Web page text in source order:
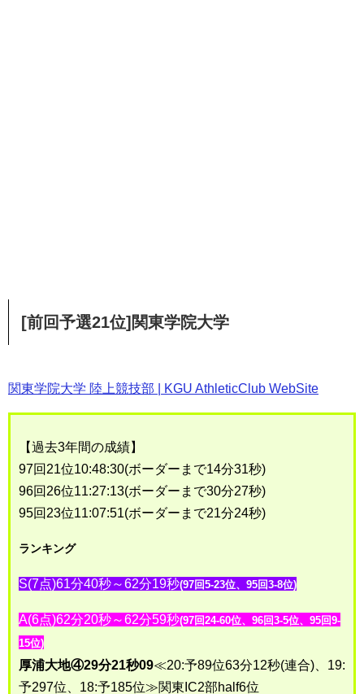
[前回予選21位]関東学院大学
関東学院大学 陸上競技部 | KGU AthleticClub WebSite
【過去3年間の成績】
97回21位10:48:30(ボーダーまで14分31秒)
96回26位11:27:13(ボーダーまで30分27秒)
95回23位11:07:51(ボーダーまで21分24秒)
ランキング
S(7点)61分40秒～62分19秒(97回5-23位、95回3-8位)
A(6点)62分20秒～62分59秒(97回24-60位、96回3-5位、95回9-
15位)
厚浦大地④29分21秒09≪20:予89位63分12秒(連合)、19:
予297位、18:予185位≫関東IC2部half6位